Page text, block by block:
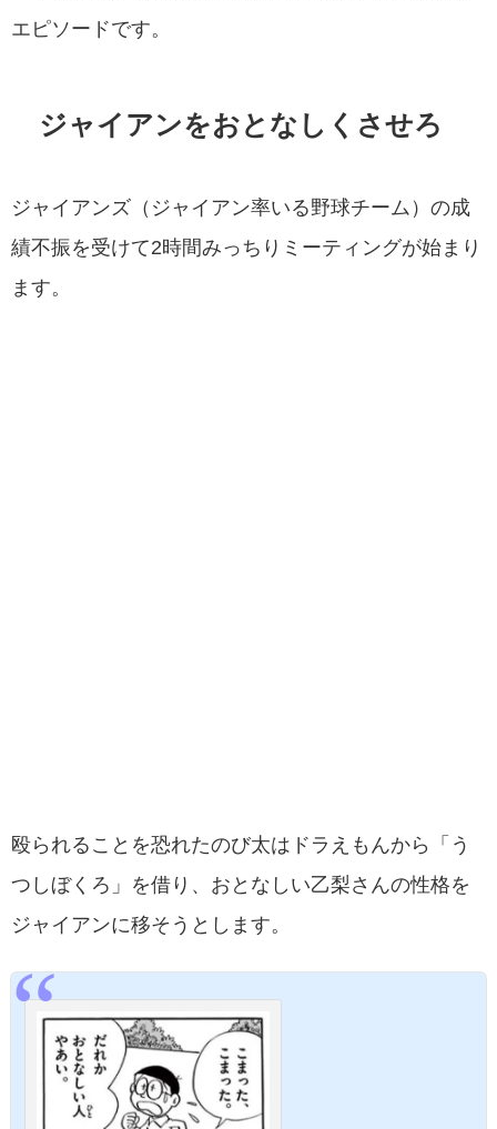
エピソードです。
ジャイアンをおとなしくさせろ
ジャイアンズ（ジャイアン率いる野球チーム）の成
績不振を受けて2時間みっちりミーティングが始まり
ます。
殴られることを恐れたのび太はドラえもんから「う
つしぼくろ」を借り、おとなしい乙梨さんの性格を
ジャイアンに移そうとします。